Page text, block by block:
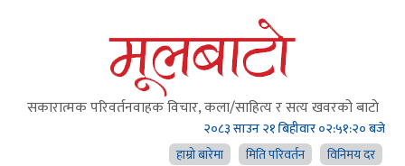
सकारात्मक परिवर्तनवाहक विचार, कला/साहित्य र सत्य खवरको बाटाे
२०८३ साउन २१ बिहीवार०२:५१:२१ बजे
हाम्राे बारेमा
मिति परिवर्तन विनिमय दर